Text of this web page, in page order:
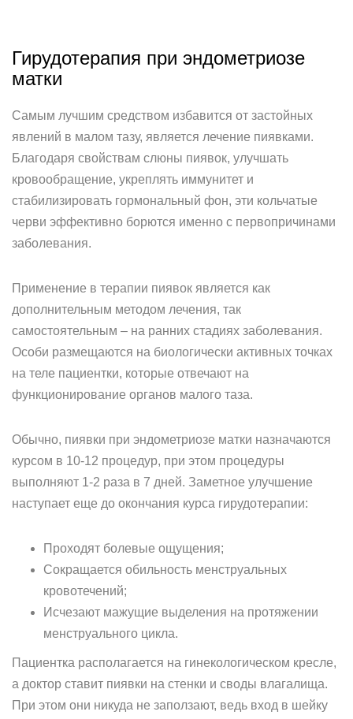
Гирудотерапия при эндометриозе
матки
Самым лучшим средством избавится от застойных
явлений в малом тазу, является лечение пиявками.
Благодаря свойствам слюны пиявок, улучшать
кровообращение, укреплять иммунитет и
стабилизировать гормональный фон, эти кольчатые
черви эффективно борются именно с первопричинами
заболевания.
Применение в терапии пиявок является как
дополнительным методом лечения, так
самостоятельным – на ранних стадиях заболевания.
Особи размещаются на биологически активных точках
на теле пациентки, которые отвечают на
функционирование органов малого таза.
Обычно, пиявки при эндометриозе матки назначаются
курсом в 10-12 процедур, при этом процедуры
выполняют 1-2 раза в 7 дней. Заметное улучшение
наступает еще до окончания курса гирудотерапии:
Проходят болевые ощущения;
Сокращается обильность менструальных
кровотечений;
Исчезают мажущие выделения на протяжении
менструального цикла.
Пациентка располагается на гинекологическом кресле,
а доктор ставит пиявки на стенки и своды влагалища.
При этом они никуда не заползают, ведь вход в шейку